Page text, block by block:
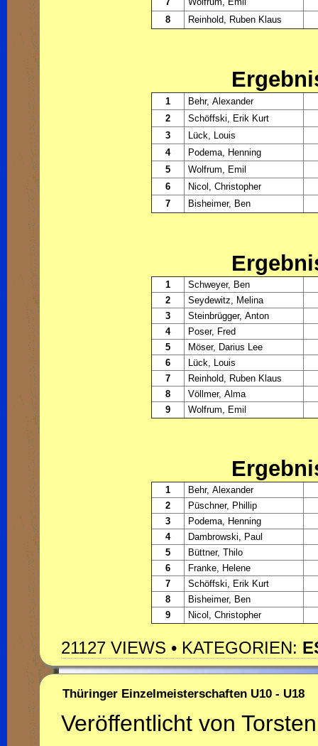
8
Reinhold, Ruben Klaus
1
Behr, Alexander
2
Schöffski, Erik Kurt
3
Lück, Louis
4
Podema, Henning
5
Wolfrum, Emil
6
Nicol, Christopher
7
Bisheimer, Ben
1
Schweyer, Ben
2
Seydewitz, Melina
3
Steinbrügger, Anton
4
Poser, Fred
5
Möser, Darius Lee
6
Lück, Louis
7
Reinhold, Ruben Klaus
8
Völlmer, Alma
9
Wolfrum, Emil
1
Behr, Alexander
2
Püschner, Phillip
3
Podema, Henning
4
Dambrowski, Paul
5
Büttner, Thilo
6
Franke, Helene
7
Schöffski, Erik Kurt
8
Bisheimer, Ben
9
Nicol, Christopher
21127 VIEWS • KATEGORIEN:
Thüringer Einzelmeisterschaften U10 - U18
Veröffentlicht von Torsten